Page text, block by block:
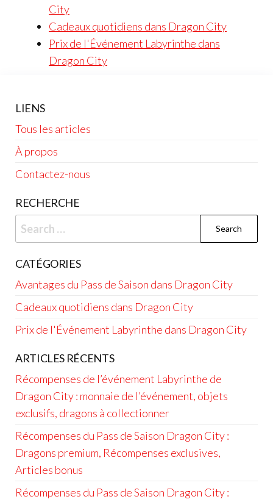
City
Cadeaux quotidiens dans Dragon City
Prix de l'Événement Labyrinthe dans
Dragon City
LIENS
Tous les articles
À propos
Contactez-nous
RECHERCHE
Search
for:
CATÉGORIES
Avantages du Pass de Saison dans Dragon City
Cadeaux quotidiens dans Dragon City
Prix de l'Événement Labyrinthe dans Dragon City
ARTICLES RÉCENTS
Récompenses de l’événement Labyrinthe de
Dragon City : monnaie de l’événement, objets
exclusifs, dragons à collectionner
Récompenses du Pass de Saison Dragon City :
Dragons premium, Récompenses exclusives,
Articles bonus
Récompenses du Pass de Saison Dragon City :